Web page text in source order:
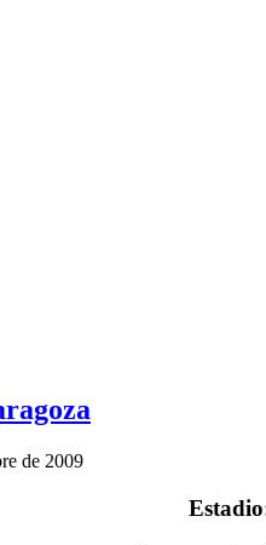
de 2009